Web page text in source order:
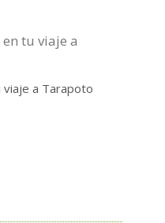
a Tarapoto